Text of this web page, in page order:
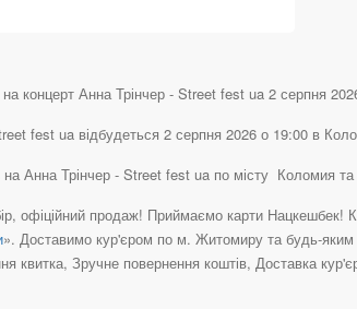
концерт Анна Трінчер - Street fest ua 2 серпня
fest ua відбудеться 2 серпня 2026 о 19:00 в
на Анна Трінчер - Street fest ua по місту Коломия
офіційний продаж! Приймаємо карти Нацкешбек!
». Доставимо кур'єром по м. Житомиру та будь-яким
квитка, Зручне повернення коштів, Доставка